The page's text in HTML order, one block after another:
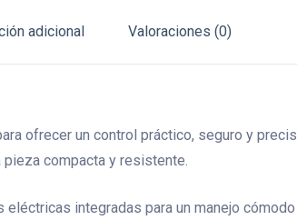
adicional Valoraciones (0)
ofrecer un control práctico, seguro y
compacta y resistente.
integradas para un manejo